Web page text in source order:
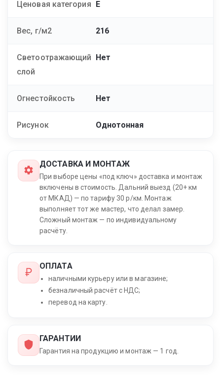
Ценовая категория E
Вес, г/м2 216
Светоотражающий
слой
Нет
Огнестойкость Нет
Рисунок Однотонная
ДОСТАВКА И МОНТАЖ
При выборе цены «под ключ» доставка и монтаж
включены в стоимость. Дальний выезд (20+ км
от МКАД) — по тарифу 30 р/км. Монтаж
выполняет тот же мастер, что делал замер.
Сложный монтаж — по индивидуальному
расчёту.
ОПЛАТА
наличными курьеру или в магазине;
безналичный расчёт с НДС;
перевод на карту.
ГАРАНТИИ
Гарантия на продукцию и монтаж — 1 год.